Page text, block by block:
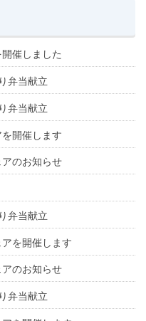
催しました
弁当献立
弁当献立
開催します
アのお知らせ
弁当献立
を開催します
アのお知らせ
弁当献立